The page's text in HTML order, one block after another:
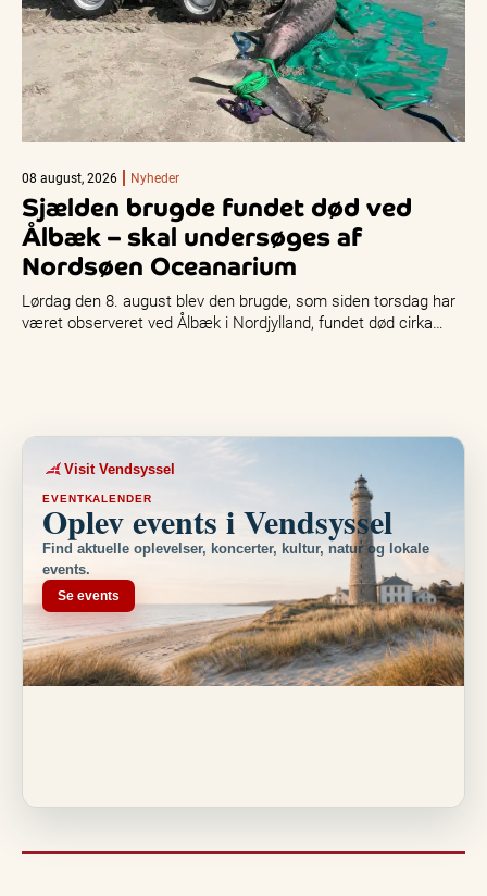
08 august, 2026 Nyheder
Sjælden brugde fundet død ved
Ålbæk – skal undersøges af
Nordsøen Oceanarium
Lørdag den 8. august blev den brugde, som siden torsdag har
været observeret ved Ålbæk i Nordjylland, fundet død cirka…
Visit Vendsyssel
EVENTKALENDER
Oplev events i Vendsyssel
Find aktuelle oplevelser, koncerter, kultur, natur og lokale
events.
Se events